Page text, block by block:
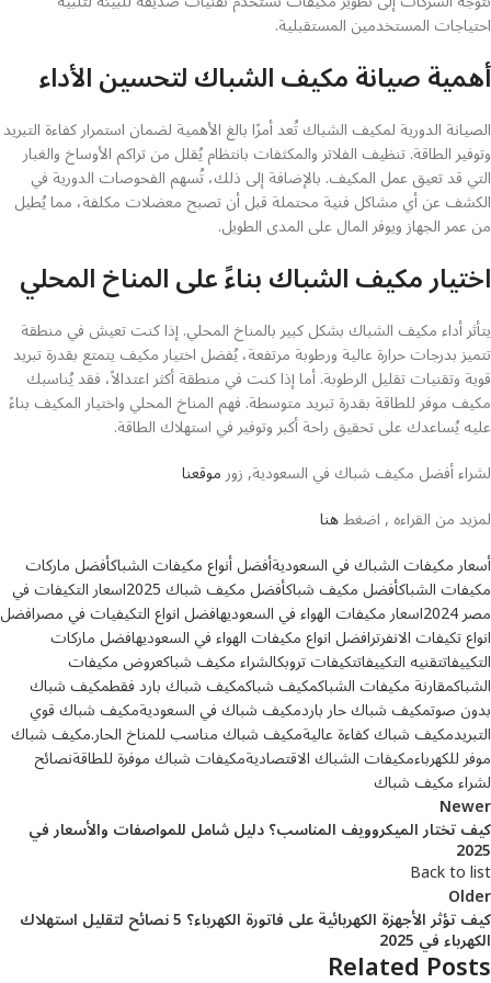
احتياجات المستخدمين المستقبلية.
أهمية صيانة مكيف الشباك لتحسين الأداء
الصيانة الدورية لمكيف الشباك تُعد أمرًا بالغ الأهمية لضمان استمرار كفاءة التبريد
وتوفير الطاقة. تنظيف الفلاتر والمكثفات بانتظام يُقلل من تراكم الأوساخ والغبار
التي قد تعيق عمل المكيف. بالإضافة إلى ذلك، تُسهم الفحوصات الدورية في
الكشف عن أي مشاكل فنية محتملة قبل أن تصبح معضلات مكلفة، مما يُطيل
من عمر الجهاز ويوفر المال على المدى الطويل.
اختيار مكيف الشباك بناءً على المناخ المحلي
يتأثر أداء مكيف الشباك بشكل كبير بالمناخ المحلي. إذا كنت تعيش في منطقة
تتميز بدرجات حرارة عالية ورطوبة مرتفعة، يُفضل اختيار مكيف يتمتع بقدرة تبريد
قوية وتقنيات تقليل الرطوبة. أما إذا كنت في منطقة أكثر اعتدالاً، فقد يُناسبك
مكيف موفر للطاقة بقدرة تبريد متوسطة. فهم المناخ المحلي واختيار المكيف بناءً
عليه يُساعدك على تحقيق راحة أكبر وتوفير في استهلاك الطاقة.
لشراء أفضل مكيف شباك في السعودية, زورموقعنا
لمزيد من القراءه , اضغطهنا
أسعار مكيفات الشباك في السعوديةأفضل أنواع مكيفات الشباكأفضل ماركات
مكيفات الشباكأفضل مكيف شباكأفضل مكيف شباك 2025 اسعار التكيفات في
مصر 2024 اسعار مكيفات الهواء في السعوديهافضل انواع التكيفيات في مصرافضل
انواع تكيفات الانفرترافضل انواع مكيفات الهواء في السعوديهافضل ماركات
التكييفاتتقنيه التكييفاتتكيفات تروبكالشراء مكيف شباكعروض مكيفات
الشباكمقارنة مكيفات الشباكمكيف شباكمكيف شباك بارد فقطمكيف شباك
بدون صوتمكيف شباك حار باردمكيف شباك في السعوديةمكيف شباك قوي
التبريدمكيف شباك كفاءة عاليةمكيف شباك مناسب للمناخ الحار.مكيف شباك
موفر للكهرباءمكيفات الشباك الاقتصاديةمكيفات شباك موفرة للطاقةنصائح
لشراء مكيف شباك
Newer
كيف تختار الميكروويف المناسب؟ دليل شامل للمواصفات والأسعار في
2025
Back to list
Older
كيف تؤثر الأجهزة الكهربائية على فاتورة الكهرباء؟ 5 نصائح لتقليل استهلاك
الكهرباء في 2025
Related Posts